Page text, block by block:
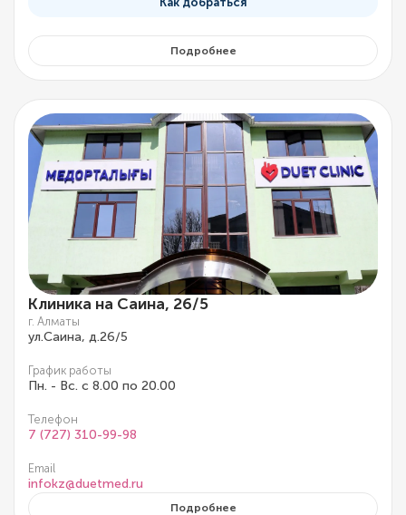
Подробнее
Клиника на Саина, 26/5
г. Алматы
ул.Саина, д.26/5
График работы
Пн. - Вс. с 8.00 по 20.00
Телефон
7 (727) 310-99-98
Email
infokz@duetmed.ru
Подробнее